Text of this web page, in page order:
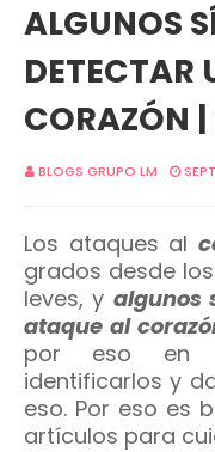
ALGUNOS
DETECTAR
CORAZÓN |
BLOGS GRUPO LM
Los ataques al
grados desde
leves, y algunos
ataque al
por eso en
identificarlos y
eso. Por eso es
artículos para